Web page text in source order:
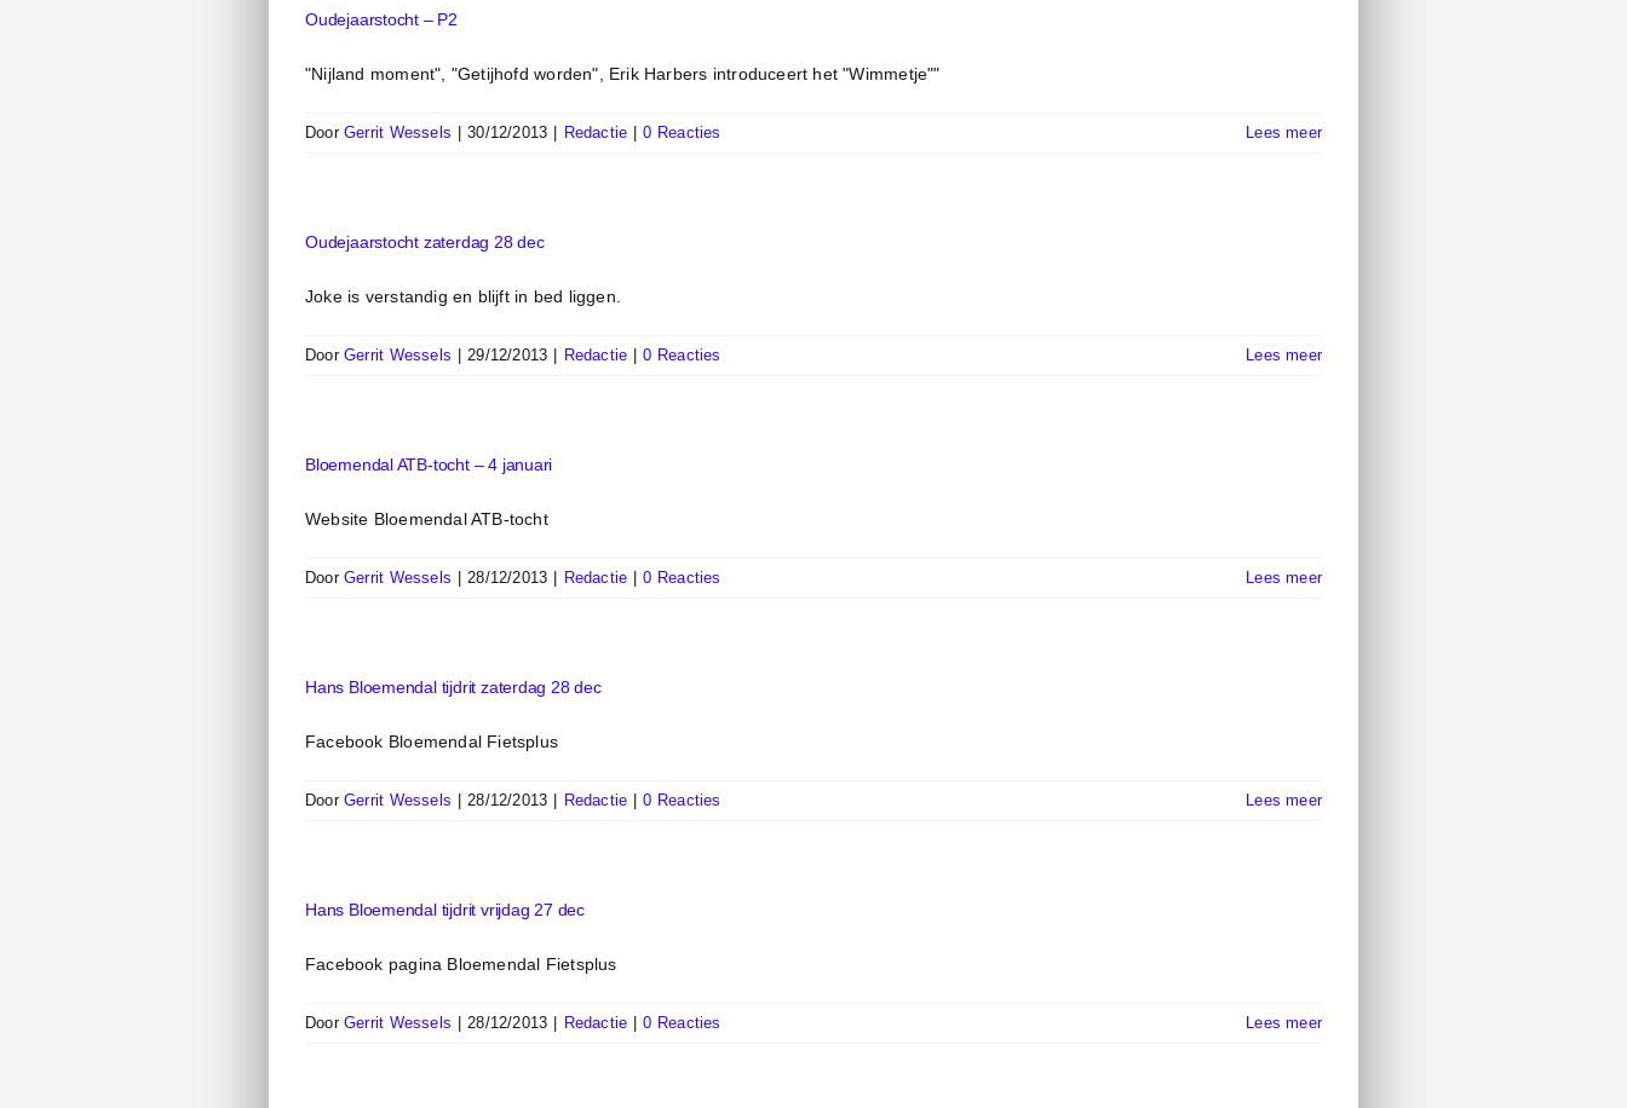
Oudejaarstocht – P2
"Nijland moment", "Getijhofd worden", Erik Harbers introduceert het "Wimmetje""
DoorGerrit Wessels 30/12/2013 Redactie 0 Reacties Lees meer
Oudejaarstocht zaterdag 28 dec
Joke is verstandig en blijft in bed liggen.
DoorGerrit Wessels 29/12/2013 Redactie 0 Reacties Lees meer
Bloemendal ATB-tocht – 4 januari
Website Bloemendal ATB-tocht
DoorGerrit Wessels 28/12/2013 Redactie 0 Reacties Lees meer
Hans Bloemendal tijdrit zaterdag 28 dec
Facebook Bloemendal Fietsplus
DoorGerrit Wessels 28/12/2013 Redactie 0 Reacties Lees meer
Hans Bloemendal tijdrit vrijdag 27 dec
Facebook pagina Bloemendal Fietsplus
DoorGerrit Wessels 28/12/2013 Redactie 0 Reacties Lees meer